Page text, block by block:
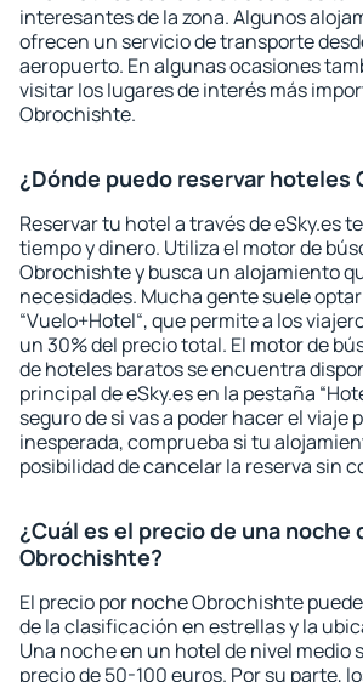
interesantes de la zona. Algunos
ofrecen un servicio de transporte
aeropuerto. En algunas ocasiones
visitar los lugares de interés más
Obrochishte.
¿Dónde puedo reservar hoteles
Reservar tu hotel a través de eSky.es
tiempo y dinero. Utiliza el motor de
Obrochishte y busca un alojamiento
necesidades. Mucha gente suele
“Vuelo+Hotel“, que permite a los
un 30% del precio total. El motor de
de hoteles baratos se encuentra
principal de eSky.es en la pestaña
seguro de si vas a poder hacer el viaje
inesperada, comprueba si tu
posibilidad de cancelar la reserva sin
¿Cuál es el precio de una noche
Obrochishte?
El precio por noche Obrochishte
de la clasificación en estrellas y la
Una noche en un hotel de nivel medio
precio de 50-100 euros. Por su parte,